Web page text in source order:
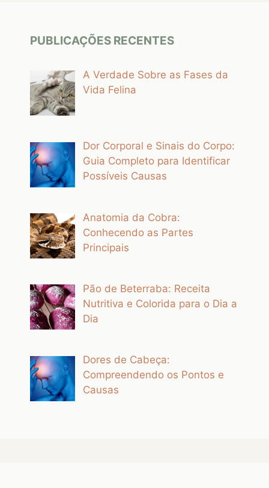
PUBLICAÇÕES RECENTES
A Verdade Sobre as Fases da
Vida Felina
Dor Corporal e Sinais do Corpo:
Guia Completo para Identificar
Possíveis Causas
Anatomia da Cobra:
Conhecendo as Partes
Principais
Pão de Beterraba: Receita
Nutritiva e Colorida para o Dia a
Dia
Dores de Cabeça:
Compreendendo os Pontos e
Causas